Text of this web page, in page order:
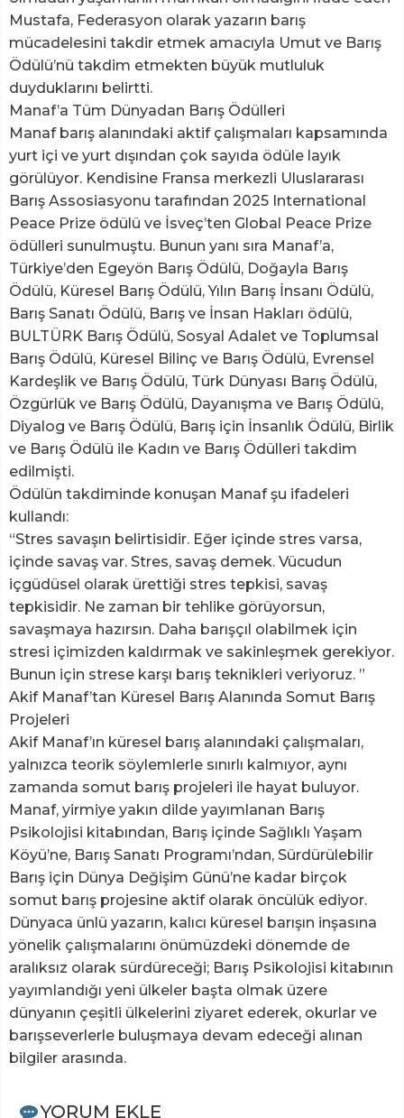
Mustafa, Federasyon olarak yazarın barış
mücadelesini takdir etmek amacıyla Umut ve Barış
Ödülü’nü takdim etmekten büyük mutluluk
duyduklarını belirtti.
Manaf’a Tüm Dünyadan Barış Ödülleri
Manaf barış alanındaki aktif çalışmaları kapsamında
yurt içi ve yurt dışından çok sayıda ödüle layık
görülüyor. Kendisine Fransa merkezli Uluslararası
Barış Assosiasyonu tarafından 2025 International
Peace Prize ödülü ve İsveç’ten Global Peace Prize
ödülleri sunulmuştu. Bunun yanı sıra Manaf’a,
Türkiye’den Egeyön Barış Ödülü, Doğayla Barış
Ödülü, Küresel Barış Ödülü, Yılın Barış İnsanı Ödülü,
Barış Sanatı Ödülü, Barış ve İnsan Hakları ödülü,
BULTÜRK Barış Ödülü, Sosyal Adalet ve Toplumsal
Barış Ödülü, Küresel Bilinç ve Barış Ödülü, Evrensel
Kardeşlik ve Barış Ödülü, Türk Dünyası Barış Ödülü,
Özgürlük ve Barış Ödülü, Dayanışma ve Barış Ödülü,
Diyalog ve Barış Ödülü, Barış için İnsanlık Ödülü, Birlik
ve Barış Ödülü ile Kadın ve Barış Ödülleri takdim
edilmişti.
Ödülün takdiminde konuşan Manaf şu ifadeleri
kullandı:
“Stres savaşın belirtisidir. Eğer içinde stres varsa,
içinde savaş var. Stres, savaş demek. Vücudun
içgüdüsel olarak ürettiği stres tepkisi, savaş
tepkisidir. Ne zaman bir tehlike görüyorsun,
savaşmaya hazırsın. Daha barışçıl olabilmek için
stresi içimizden kaldırmak ve sakinleşmek gerekiyor.
Bunun için strese karşı barış teknikleri veriyoruz. ”
Akif Manaf’tan Küresel Barış Alanında Somut Barış
Projeleri
Akif Manaf’ın küresel barış alanındaki çalışmaları,
yalnızca teorik söylemlerle sınırlı kalmıyor, aynı
zamanda somut barış projeleri ile hayat buluyor.
Manaf, yirmiye yakın dilde yayımlanan Barış
Psikolojisi kitabından, Barış içinde Sağlıklı Yaşam
Köyü’ne, Barış Sanatı Programı’ndan, Sürdürülebilir
Barış için Dünya Değişim Günü’ne kadar birçok
somut barış projesine aktif olarak öncülük ediyor.
Dünyaca ünlü yazarın, kalıcı küresel barışın inşasına
yönelik çalışmalarını önümüzdeki dönemde de
aralıksız olarak sürdüreceği; Barış Psikolojisi kitabının
yayımlandığı yeni ülkeler başta olmak üzere
dünyanın çeşitli ülkelerini ziyaret ederek, okurlar ve
barışseverlerle buluşmaya devam edeceği alınan
bilgiler arasında.
YORUM EKLE